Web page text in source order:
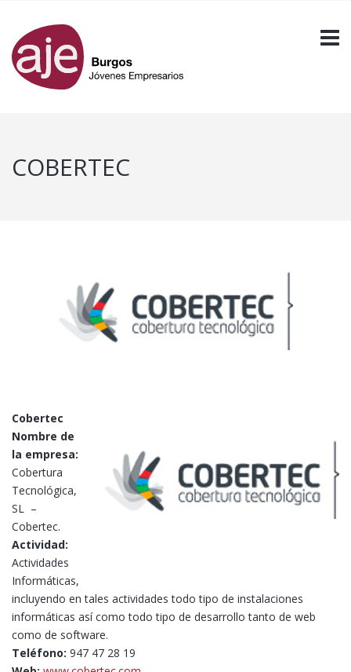
COBERTEC
Cobertec
Nombre de
la empresa:
Cobertura
Tecnológica,
SL –
Cobertec.
Actividad:
Actividades
Informáticas,
incluyendo en tales actividades todo tipo de instalaciones
informáticas así como todo tipo de desarrollo tanto de web
como de software.
Teléfono: 947 47 28 19